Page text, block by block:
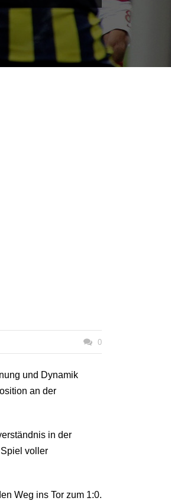
0
und Dynamik
an der
in der
voller
Weg ins Tor zum 1:0.